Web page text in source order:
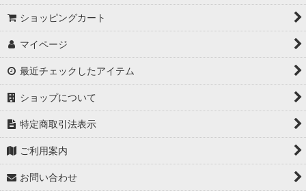
ショッピングカート
マイページ
最近チェックしたアイテム
ショップについて
特定商取引法表示
ご利用案内
お問い合わせ